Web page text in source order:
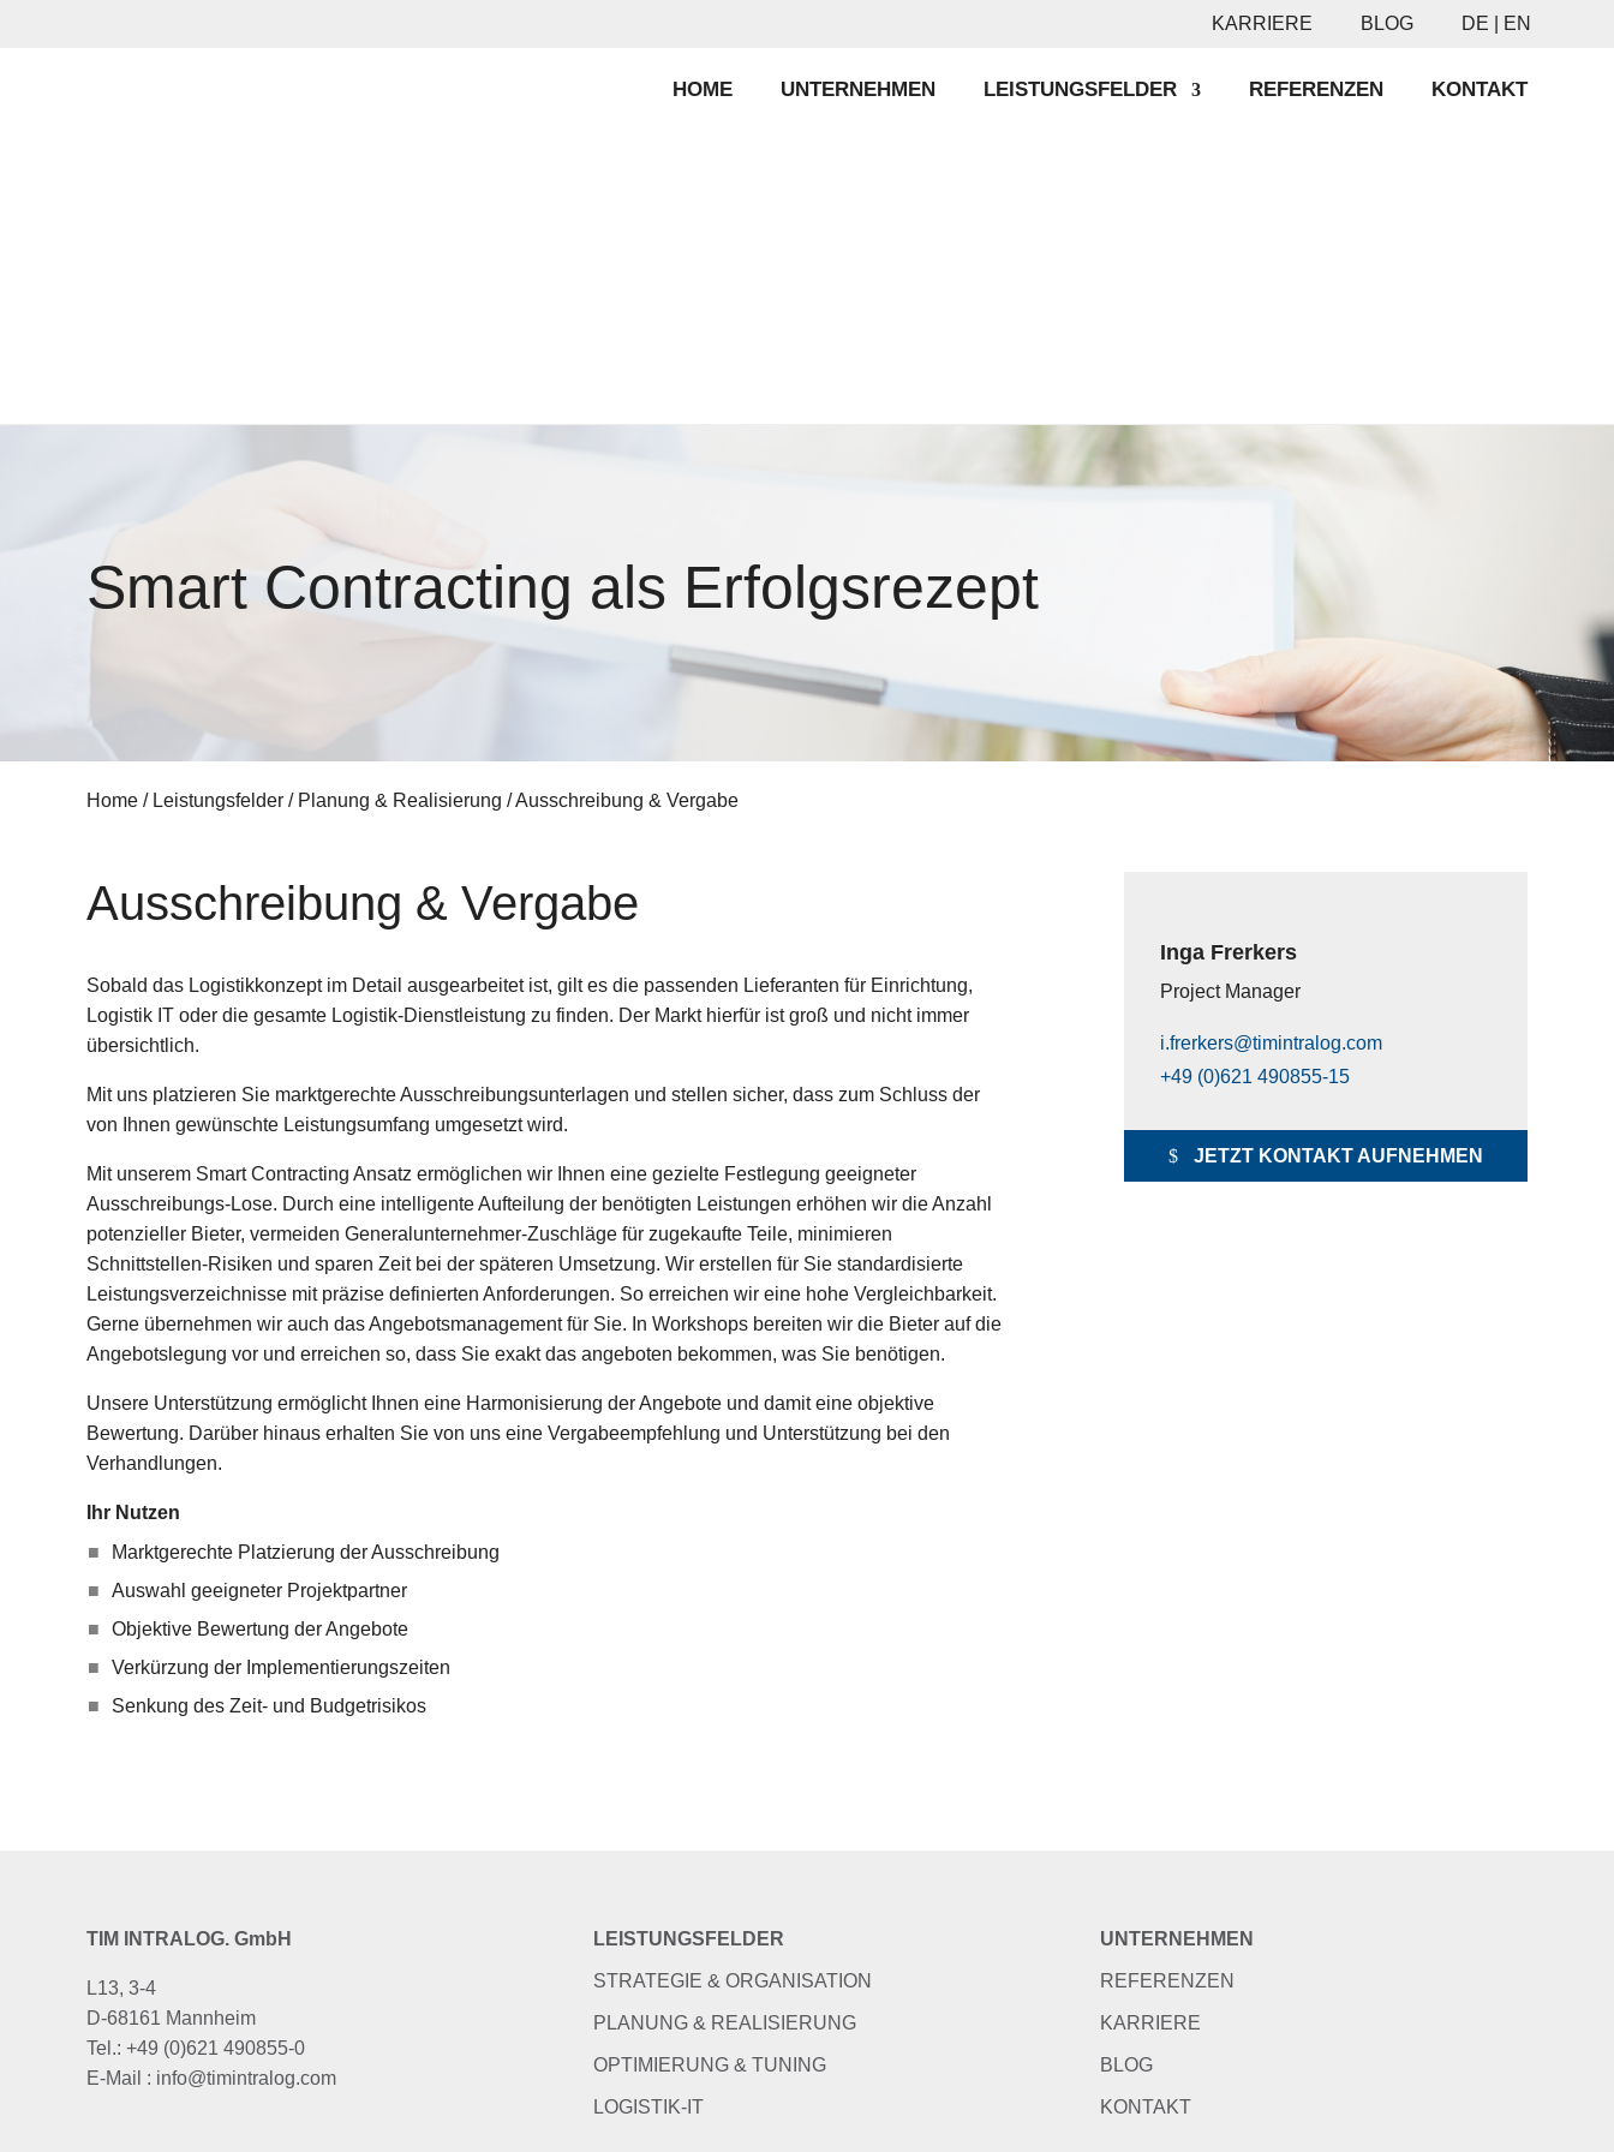
KARRIERE BLOG DE | EN
HOME UNTERNEHMEN LEISTUNGSFELDER REFERENZEN KONTAKT
Smart Contracting als Erfolgsrezept
Home / Leistungsfelder / Planung & Realisierung /Ausschreibung & Vergabe
Ausschreibung & Vergabe
Sobald das Logistikkonzept im Detail ausgearbeitet ist, gilt es die passenden Lieferanten für Einrichtung,
Logistik IT oder die gesamte Logistik-Dienstleistung zu finden. Der Markt hierfür ist groß und nicht immer
übersichtlich.
Mit uns platzieren Sie marktgerechte Ausschreibungsunterlagen und stellen sicher, dass zum Schluss der
von Ihnen gewünschte Leistungsumfang umgesetzt wird.
Mit unserem Smart Contracting Ansatz ermöglichen wir Ihnen eine gezielte Festlegung geeigneter
Ausschreibungs-Lose. Durch eine intelligente Aufteilung der benötigten Leistungen erhöhen wir die Anzahl
potenzieller Bieter, vermeiden Generalunternehmer-Zuschläge für zugekaufte Teile, minimieren
Schnittstellen-Risiken und sparen Zeit bei der späteren Umsetzung. Wir erstellen für Sie standardisierte
Leistungsverzeichnisse mit präzise definierten Anforderungen. So erreichen wir eine hohe Vergleichbarkeit.
Gerne übernehmen wir auch das Angebotsmanagement für Sie. In Workshops bereiten wir die Bieter auf die
Angebotslegung vor und erreichen so, dass Sie exakt das angeboten bekommen, was Sie benötigen.
Unsere Unterstützung ermöglicht Ihnen eine Harmonisierung der Angebote und damit eine objektive
Bewertung. Darüber hinaus erhalten Sie von uns eine Vergabeempfehlung und Unterstützung bei den
Verhandlungen.
Ihr Nutzen
Marktgerechte Platzierung der Ausschreibung
Auswahl geeigneter Projektpartner
Objektive Bewertung der Angebote
Verkürzung der Implementierungszeiten
Senkung des Zeit- und Budgetrisikos
Inga Frerkers
Project Manager
i.frerkers@timintralog.com
+49 (0)621 490855-15
JETZT KONTAKT AUFNEHMEN
TIM INTRALOG. GmbH
L13, 3-4
D-68161 Mannheim
Tel.: +49 (0)621 490855-0
E-Mail : info@timintralog.com
LEISTUNGSFELDER
STRATEGIE & ORGANISATION
PLANUNG & REALISIERUNG
OPTIMIERUNG & TUNING
LOGISTIK-IT
UNTERNEHMEN
REFERENZEN
KARRIERE
BLOG
KONTAKT